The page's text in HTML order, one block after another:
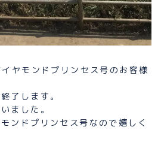
WEBで予約
ヤモンドプリンセス号のお客様
了します。
ました。
ンドプリンセス号なので嬉しく